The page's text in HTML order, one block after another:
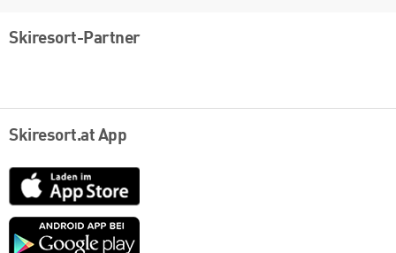
Skiresort-Partner
Skiresort.at App
App
Store
Google